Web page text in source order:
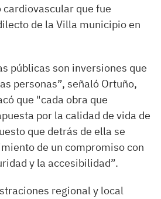
que fue
de la Villa municipio en
públicas son inversiones que
personas”, señaló Ortuño,
que "cada obra que
por la calidad de vida de
que detrás de ella se
de un compromiso con
y la accesibilidad”.
regional y local